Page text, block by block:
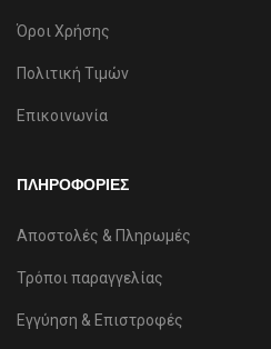
Όροι Χρήσης
Πολιτική Τιμών
Επικοινωνία
ΠΛΗΡΟΦΟΡΙΕΣ
Αποστολές & Πληρωμές
Τρόποι παραγγελίας
Εγγύηση & Επιστροφές